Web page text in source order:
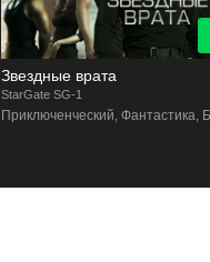
Звездные врата
StarGate SG-1
Приключенческий, Фантастика,